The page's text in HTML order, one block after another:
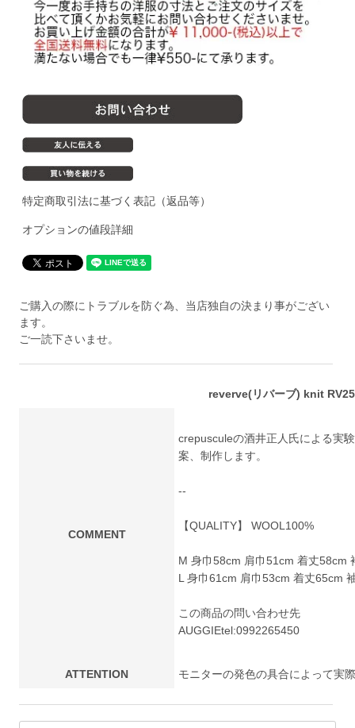
特定商取引法に基づく表記（返品等）
オプションの値段詳細
ご購入の際にトラブルを防ぐ為、当店独自の決まり事がござい
ます。
ご一読下さいませ。
reverve(リバーブ) knit
COMMENT
crepusculeの酒井正人氏による実
案、制作します。
--
【QUALITY】 WOOL100%
M 身巾58cm 肩巾51cm 着丈58cm
L 身巾61cm 肩巾53cm 着丈65cm
この商品の問い合わせ先
AUGGIEtel:0992265450
ATTENTION モニターの発色の具合によって実